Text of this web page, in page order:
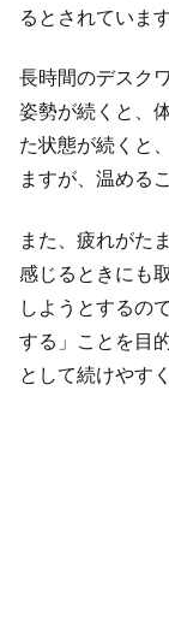
るとされています
長時間のデスク
姿勢が続くと、
た状態が続くと
ますが、温める
また、疲れがた
感じるときにも
しようとするの
する」ことを目
として続けやす